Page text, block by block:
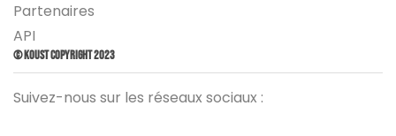
Partenaires
API
© Koust Copyright 2023
Suivez-nous sur les réseaux sociaux :